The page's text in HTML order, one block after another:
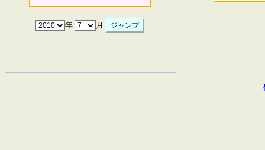
年 月